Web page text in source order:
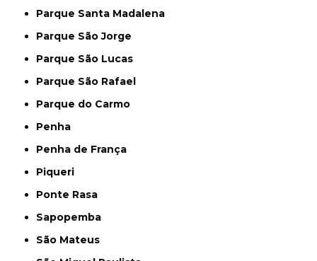
Parque Santa Madalena
Parque São Jorge
Parque São Lucas
Parque São Rafael
Parque do Carmo
Penha
Penha de França
Piqueri
Ponte Rasa
Sapopemba
São Mateus